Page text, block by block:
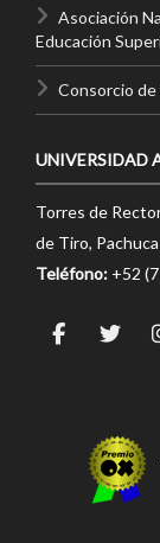
Asociación
Educación
Consorcio de
UNIVERSIDAD
Torres de
de Tiro,
Teléfono: +52